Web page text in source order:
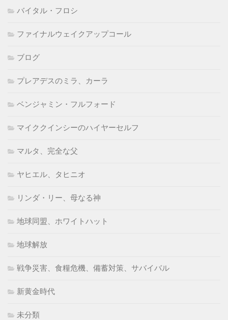
バイタル・フロシ
ファイナルウェイクアップコール
ブログ
プレアデスのミラ、カーラ
ベンジャミン・フルフォード
マイククインシーのハイヤーセルフ
マルタ、完全な父
ヤヒエル、タヒニオ
リンダ・リー、母なる神
地球同盟、ホワイトハット
地球解放
戦争災害、食糧危機、備蓄対策、サバイバル
新黄金時代
未分類